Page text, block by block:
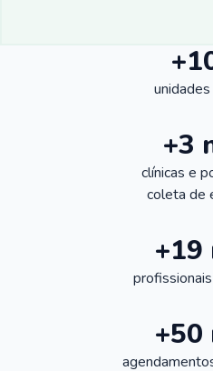
+3
clínicas e
coleta de
+19
+50